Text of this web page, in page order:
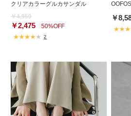
クリアカラーグルカサンダル
￥4,950
￥2,475 50%OFF
2
￥